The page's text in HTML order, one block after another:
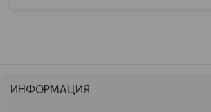
ИНФОРМАЦИЯ